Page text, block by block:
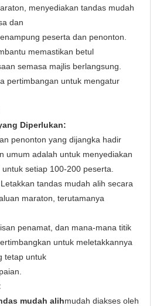
menyediakan tandas mudah
dan
peserta dan penonton.
memastikan betul
semasa majlis berlangsung.
pertimbangan untuk mengatur
Diperlukan:
penonton yang dijangka hadir
umum adalah untuk menyediakan
setiap 100-200 peserta.
tandas mudah alih secara
maraton, terutamanya
penamat, dan mana-mana titik
untuk meletakkannya
tetap untuk
mudah alihmudah diakses oleh